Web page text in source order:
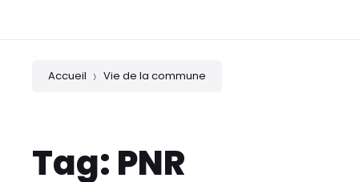
Accueil Vie de la commune
Tag: PNR